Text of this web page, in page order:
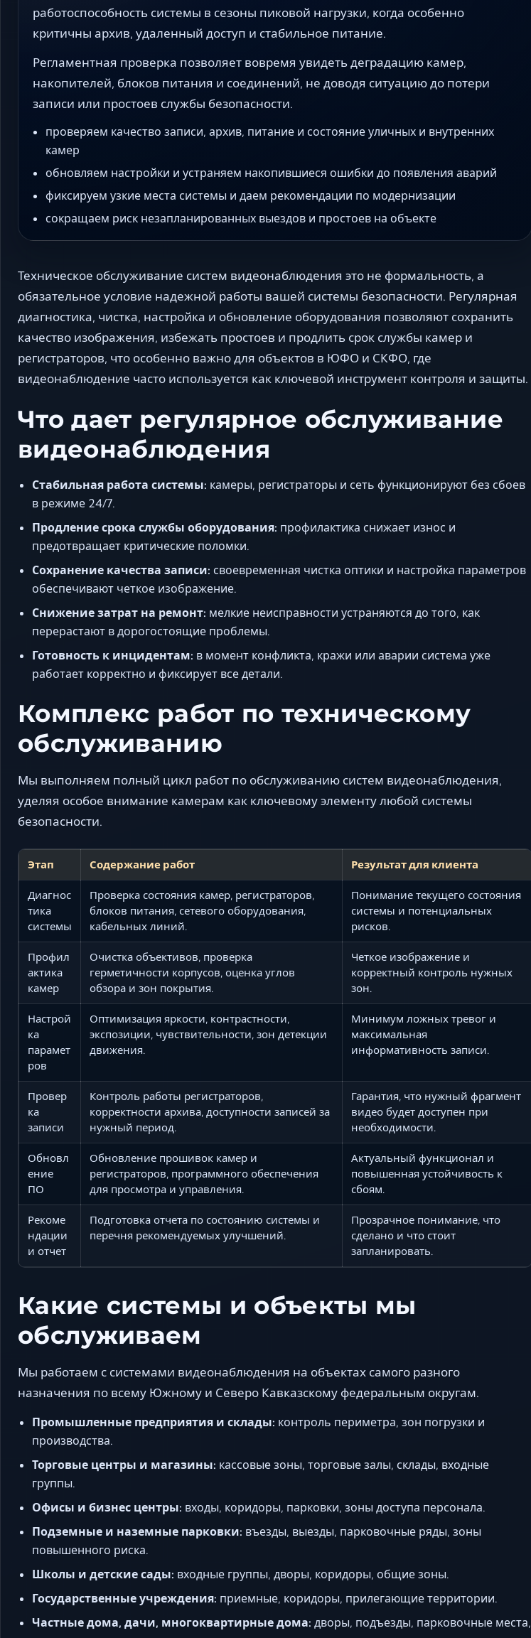
работоспособность системы в сезоны пиковой нагрузки, когда особенно
критичны архив, удаленный доступ и стабильное питание.
Регламентная проверка позволяет вовремя увидеть деградацию камер,
накопителей, блоков питания и соединений, не доводя ситуацию до потери
записи или простоев службы безопасности.
проверяем качество записи, архив, питание и состояние уличных и внутренних
камер
обновляем настройки и устраняем накопившиеся ошибки до появления аварий
фиксируем узкие места системы и даем рекомендации по модернизации
сокращаем риск незапланированных выездов и простоев на объекте
Техническое обслуживание систем видеонаблюдения это не формальность, а
обязательное условие надежной работы вашей системы безопасности. Регулярная
диагностика, чистка, настройка и обновление оборудования позволяют сохранить
качество изображения, избежать простоев и продлить срок службы камер и
регистраторов, что особенно важно для объектов в ЮФО и СКФО, где
видеонаблюдение часто используется как ключевой инструмент контроля и защиты.
Что дает регулярное обслуживание
видеонаблюдения
Стабильная работа системы: камеры, регистраторы и сеть функционируют без сбоев
в режиме 24/7.
Продление срока службы оборудования: профилактика снижает износ и
предотвращает критические поломки.
Сохранение качества записи: своевременная чистка оптики и настройка параметров
обеспечивают четкое изображение.
Снижение затрат на ремонт: мелкие неисправности устраняются до того, как
перерастают в дорогостоящие проблемы.
Готовность к инцидентам: в момент конфликта, кражи или аварии система уже
работает корректно и фиксирует все детали.
Комплекс работ по техническому
обслуживанию
Мы выполняем полный цикл работ по обслуживанию систем видеонаблюдения,
уделяя особое внимание камерам как ключевому элементу любой системы
безопасности.
Этап Содержание работ Результат для клиента
Диагнос
тика
системы
Проверка состояния камер, регистраторов,
блоков питания, сетевого оборудования,
кабельных линий.
Понимание текущего состояния
системы и потенциальных
рисков.
Профил
актика
камер
Очистка объективов, проверка
герметичности корпусов, оценка углов
обзора и зон покрытия.
Четкое изображение и
корректный контроль нужных
зон.
Настрой
ка
парамет
ров
Оптимизация яркости, контрастности,
экспозиции, чувствительности, зон детекции
движения.
Минимум ложных тревог и
максимальная
информативность записи.
Провер
ка
записи
Контроль работы регистраторов,
корректности архива, доступности записей за
нужный период.
Гарантия, что нужный фрагмент
видео будет доступен при
необходимости.
Обновл
ение
ПО
Обновление прошивок камер и
регистраторов, программного обеспечения
для просмотра и управления.
Актуальный функционал и
повышенная устойчивость к
сбоям.
Рекоме
ндации
и отчет
Подготовка отчета по состоянию системы и
перечня рекомендуемых улучшений.
Прозрачное понимание, что
сделано и что стоит
запланировать.
Какие системы и объекты мы
обслуживаем
Мы работаем с системами видеонаблюдения на объектах самого разного
назначения по всему Южному и Северо Кавказскому федеральным округам.
Промышленные предприятия и склады: контроль периметра, зон погрузки и
производства.
Торговые центры и магазины: кассовые зоны, торговые залы, склады, входные
группы.
Офисы и бизнес центры: входы, коридоры, парковки, зоны доступа персонала.
Подземные и наземные парковки: въезды, выезды, парковочные ряды, зоны
повышенного риска.
Школы и детские сады: входные группы, дворы, коридоры, общие зоны.
Государственные учреждения: приемные, коридоры, прилегающие территории.
Частные дома, дачи, многоквартирные дома: дворы, подъезды, парковочные места,